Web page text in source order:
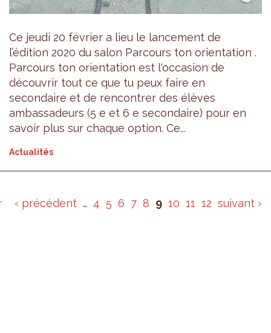
Ce jeudi 20 février a lieu le lancement de
l’édition 2020 du salon Parcours ton orientation .
Parcours ton orientation est l'occasion de
découvrir tout ce que tu peux faire en
secondaire et de rencontrer des élèves
ambassadeurs (5 e et 6 e secondaire) pour en
savoir plus sur chaque option. Ce...
Actualités
‹ précédent … 4 5 6 7 8 9 10 11 12 suivant ›